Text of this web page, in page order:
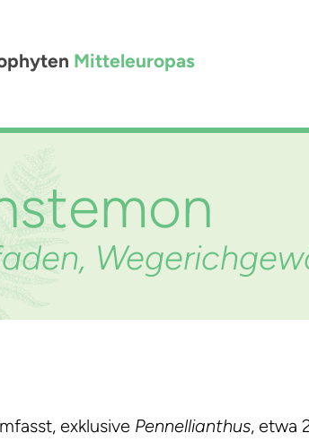
Mitteleuropas
exklusive Pennellianthus, etwa